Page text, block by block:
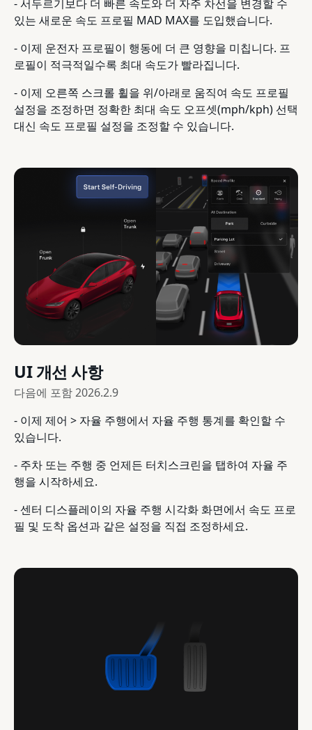
- 서두르기보다 더 빠른 속도와 더 자주 차선을 변경할 수
있는 새로운 속도 프로필 MAD MAX를 도입했습니다.
- 이제 운전자 프로필이 행동에 더 큰 영향을 미칩니다. 프
로필이 적극적일수록 최대 속도가 빨라집니다.
- 이제 오른쪽 스크롤 휠을 위/아래로 움직여 속도 프로필
설정을 조정하면 정확한 최대 속도 오프셋(mph/kph) 선택
대신 속도 프로필 설정을 조정할 수 있습니다.
UI 개선 사항
다음에 포함2026.2.9
- 이제 제어 > 자율 주행에서 자율 주행 통계를 확인할 수
있습니다.
- 주차 또는 주행 중 언제든 터치스크린을 탭하여 자율 주
행을 시작하세요.
- 센터 디스플레이의 자율 주행 시각화 화면에서 속도 프로
필 및 도착 옵션과 같은 설정을 직접 조정하세요.